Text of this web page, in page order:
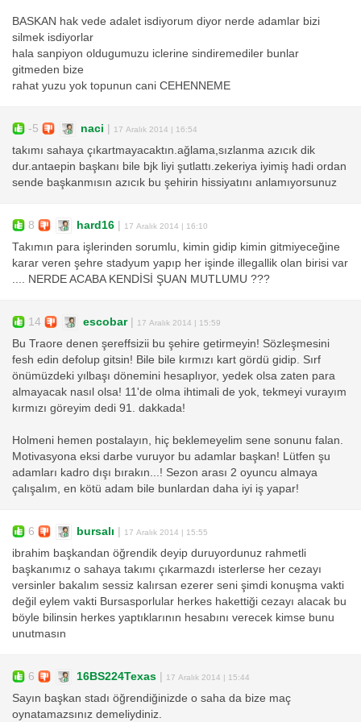
BASKAN hak vede adalet isdiyorum diyor nerde adamlar bizi
silmek isdiyorlar
hala sanpiyon oldugumuzu iclerine sindiremediler bunlar
gitmeden bize
rahat yuzu yok topunun cani CEHENNEME
-5 naci | 17 Aralık 2014 | 16:54
takımı sahaya çıkartmayacaktın.ağlama,sızlanma azıcık dik
dur.antaepin başkanı bile bjk liyi şutlattı.zekeriya iyimiş hadi ordan
sende başkanmısın azıcık bu şehirin hissiyatını anlamıyorsunuz
8 hard16 | 17 Aralık 2014 | 16:10
Takımın para işlerinden sorumlu, kimin gidip kimin gitmiyeceğine
karar veren şehre stadyum yapıp her işinde illegallik olan birisi var
.... NERDE ACABA KENDİSİ ŞUAN MUTLUMU ???
14 escobar| 17 Aralık 2014 | 15:59
Bu Traore denen şereffsizii bu şehire getirmeyin! Sözleşmesini
fesh edin defolup gitsin! Bile bile kırmızı kart gördü gidip. Sırf
önümüzdeki yılbaşı dönemini hesaplıyor, yedek olsa zaten para
almayacak nasıl olsa! 11'de olma ihtimali de yok, tekmeyi vurayım
kırmızı göreyim dedi 91. dakkada!
Holmeni hemen postalayın, hiç beklemeyelim sene sonunu falan.
Motivasyona eksi darbe vuruyor bu adamlar başkan! Lütfen şu
adamları kadro dışı bırakın...! Sezon arası 2 oyuncu almaya
çalışalım, en kötü adam bile bunlardan daha iyi iş yapar!
6 bursalı | 17 Aralık 2014 | 15:55
ibrahim başkandan öğrendik deyip duruyordunuz rahmetli
başkanımız o sahaya takımı çıkarmazdı isterlerse her cezayı
versinler bakalım sessiz kalırsan ezerer seni şimdi konuşma vakti
değil eylem vakti Bursasporlular herkes hakettiği cezayı alacak bu
böyle bilinsin herkes yaptıklarının hesabını verecek kimse bunu
unutmasın
6 16BS224Texas | 17 Aralık 2014 | 15:44
Sayın başkan stadı öğrendiğinizde o saha da bize maç
oynatamazsınız demeliydiniz.